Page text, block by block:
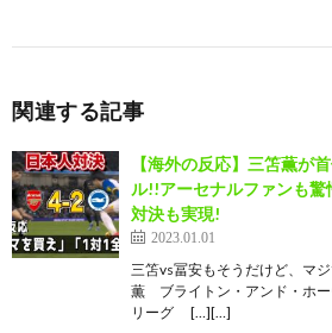
関連する記事
【海外の反応】三笘薫が
ル!!アーセナルファンも驚
対決も実現!
2023.01.01
三笘vs冨安もそうだけど、マ
薫 ブライトン・アンド・ホ
リーグ […][…]